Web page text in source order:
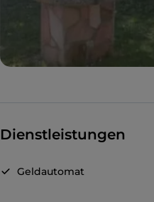
Dienstleistungen
Geldautomat